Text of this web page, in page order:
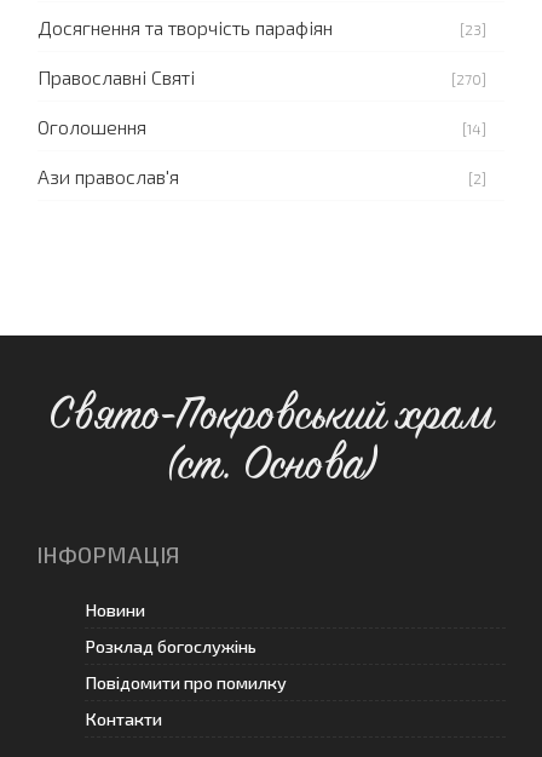
Досягнення та творчість парафіян [23]
Православні Святі [270]
Оголошення [14]
Ази православ'я [2]
Свято-Покровський храм
(ст. Основа)
ІНФОРМАЦІЯ
Новини
Розклад богослужінь
Повідомити про помилку
Контакти